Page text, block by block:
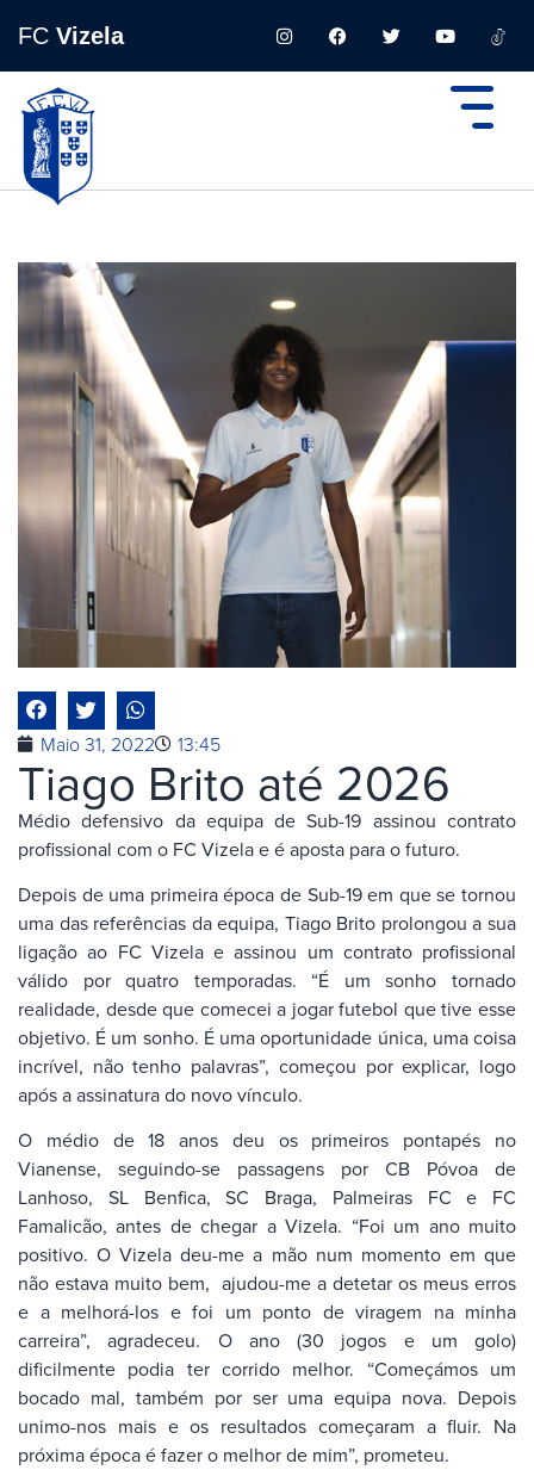
FC Vizela
Maio 31, 2022 13:45
Tiago Brito até 2026
Médio defensivo da equipa de Sub-19 assinou contrato
profissional com o FC Vizela e é aposta para o futuro.
Depois de uma primeira época de Sub-19 em que se tornou
uma das referências da equipa, Tiago Brito prolongou a sua
ligação ao FC Vizela e assinou um contrato profissional
válido por quatro temporadas. “É um sonho tornado
realidade, desde que comecei a jogar futebol que tive esse
objetivo. É um sonho. É uma oportunidade única, uma coisa
incrível, não tenho palavras”, começou por explicar, logo
após a assinatura do novo vínculo.
O médio de 18 anos deu os primeiros pontapés no
Vianense, seguindo-se passagens por CB Póvoa de
Lanhoso, SL Benfica, SC Braga, Palmeiras FC e FC
Famalicão, antes de chegar a Vizela. “Foi um ano muito
positivo. O Vizela deu-me a mão num momento em que
não estava muito bem, ajudou-me a detetar os meus erros
e a melhorá-los e foi um ponto de viragem na minha
carreira”, agradeceu. O ano (30 jogos e um golo)
dificilmente podia ter corrido melhor. “Começámos um
bocado mal, também por ser uma equipa nova. Depois
unimo-nos mais e os resultados começaram a fluir. Na
próxima época é fazer o melhor de mim”, prometeu.